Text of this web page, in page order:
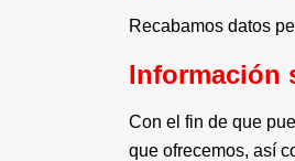
Recabamos datos
Información
Con el fin de que
que ofrecemos, así